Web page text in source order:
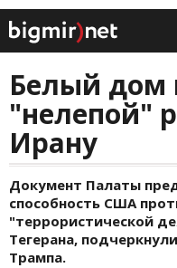
Белый дом
"нелепой"
Ирану
Документ Палаты
способность США
"террористической
Тегерана,
Трампа.